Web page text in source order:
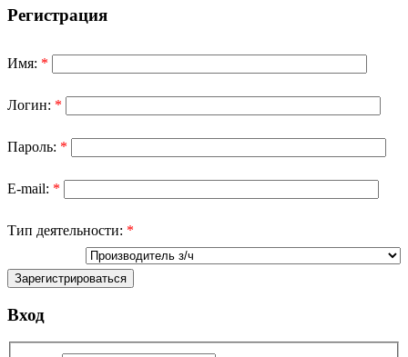
Регистрация
Имя: *
Логин: *
Пароль: *
E-mail: *
Тип деятельности: *
Вход